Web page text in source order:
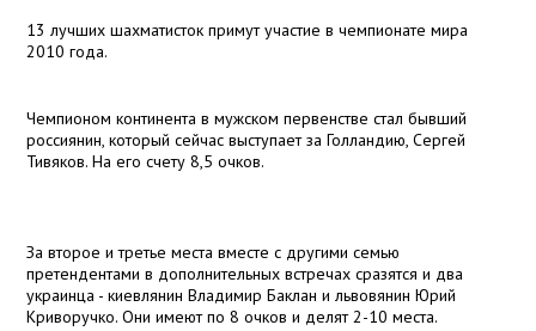
13 лучших шахматисток примут участие в чемпионате мира
2010 года.
Чемпионом континента в мужском первенстве стал бывший
россиянин, который сейчас выступает за Голландию, Сергей
Тивяков. На его счету 8,5 очков.
За второе и третье места вместе с другими семью
претендентами в дополнительных встречах сразятся и два
украинца - киевлянин Владимир Баклан и львовянин Юрий
Криворучко. Они имеют по 8 очков и делят 2-10 места.